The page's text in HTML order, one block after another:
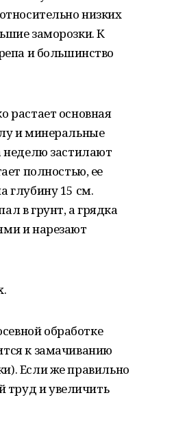
низких
заморозки. К
и большинство
растает основная
и минеральные
неделю застилают
полностью, ее
глубину 15 см.
в грунт, а грядка
и нарезают
обработке
к замачиванию
Если же правильно
труд и увеличить